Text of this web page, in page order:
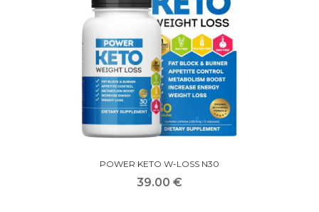
POWER KETO W-LOSS N30
39.00 €